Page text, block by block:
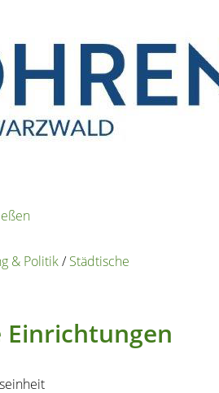
& Politik/Städtische
Einrichtungen